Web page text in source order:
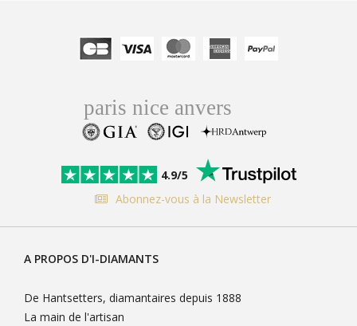
4.9/5
Abonnez-vous à la Newsletter
A PROPOS D'I-DIAMANTS
De Hantsetters, diamantaires depuis 1888
La main de l'artisan